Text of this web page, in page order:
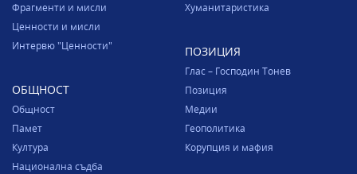
Фрагменти и мисли
Ценности и мисли
Интервю "Ценности"
ОБЩНОСТ
Общност
Памет
Култура
Национална съдба
Хуманитаристика
ПОЗИЦИЯ
Глас – Господин Тонев
Позиция
Медии
Геополитика
Корупция и мафия